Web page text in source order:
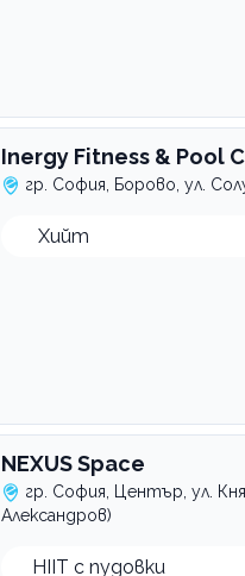
Inergy Fitness & Pool
гр. София, Борово, ул.
Хийт
NEXUS Space
гр. София, Център, ул.
Александров)
HIIT с пудовки